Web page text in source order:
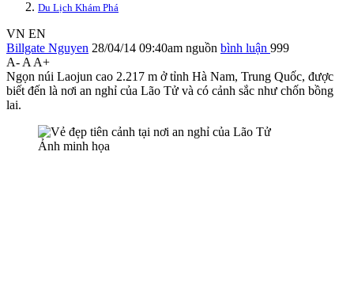
Du Lịch Khám Phá
VN EN
Billgate Nguyen 28/04/14 09:40am nguồn bình luận 999
A- A A+
Ngọn núi Laojun cao 2.217 m ở tỉnh Hà Nam, Trung Quốc, được
biết đến là nơi an nghỉ của Lão Tử và có cảnh sắc như chốn bồng
lai.
Ảnh minh họa